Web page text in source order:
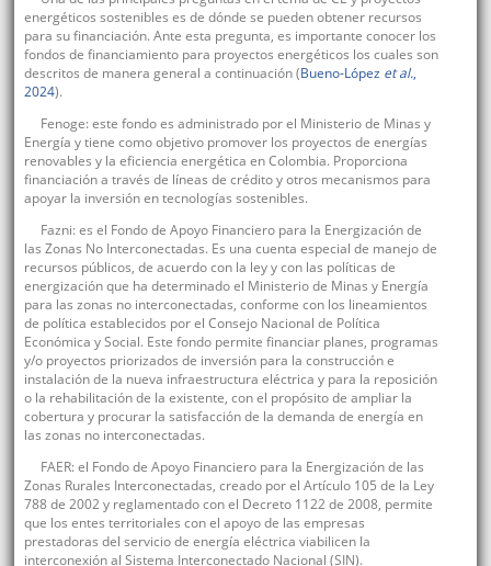
energéticos sostenibles es de dónde se pueden obtener recursos
para su financiación. Ante esta pregunta, es importante conocer los
fondos de financiamiento para proyectos energéticos los cuales son
descritos de manera general a continuación (Bueno-López et al.,
2024).
Fenoge: este fondo es administrado por el Ministerio de Minas y
Energía y tiene como objetivo promover los proyectos de energías
renovables y la eficiencia energética en Colombia. Proporciona
financiación a través de líneas de crédito y otros mecanismos para
apoyar la inversión en tecnologías sostenibles.
Fazni: es el Fondo de Apoyo Financiero para la Energización de
las Zonas No Interconectadas. Es una cuenta especial de manejo de
recursos públicos, de acuerdo con la ley y con las políticas de
energización que ha determinado el Ministerio de Minas y Energía
para las zonas no interconectadas, conforme con los lineamientos
de política establecidos por el Consejo Nacional de Política
Económica y Social. Este fondo permite financiar planes, programas
y/o proyectos priorizados de inversión para la construcción e
instalación de la nueva infraestructura eléctrica y para la reposición
o la rehabilitación de la existente, con el propósito de ampliar la
cobertura y procurar la satisfacción de la demanda de energía en
las zonas no interconectadas.
FAER: el Fondo de Apoyo Financiero para la Energización de las
Zonas Rurales Interconectadas, creado por el Artículo 105 de la Ley
788 de 2002 y reglamentado con el Decreto 1122 de 2008, permite
que los entes territoriales con el apoyo de las empresas
prestadoras del servicio de energía eléctrica viabilicen la
interconexión al Sistema Interconectado Nacional (SIN).